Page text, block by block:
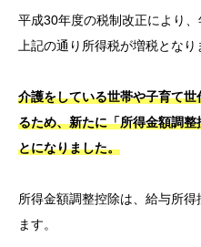
平成30年度の税制改正により
上記の通り所得税が増税となり
介護をしている世帯や子育て
るため、新たに「所得金額調
とになりました。
所得金額調整控除は、給与所
ます。